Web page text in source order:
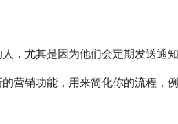
，尤其是因为他们会定期发送通
营销功能，用来简化你的流程，例